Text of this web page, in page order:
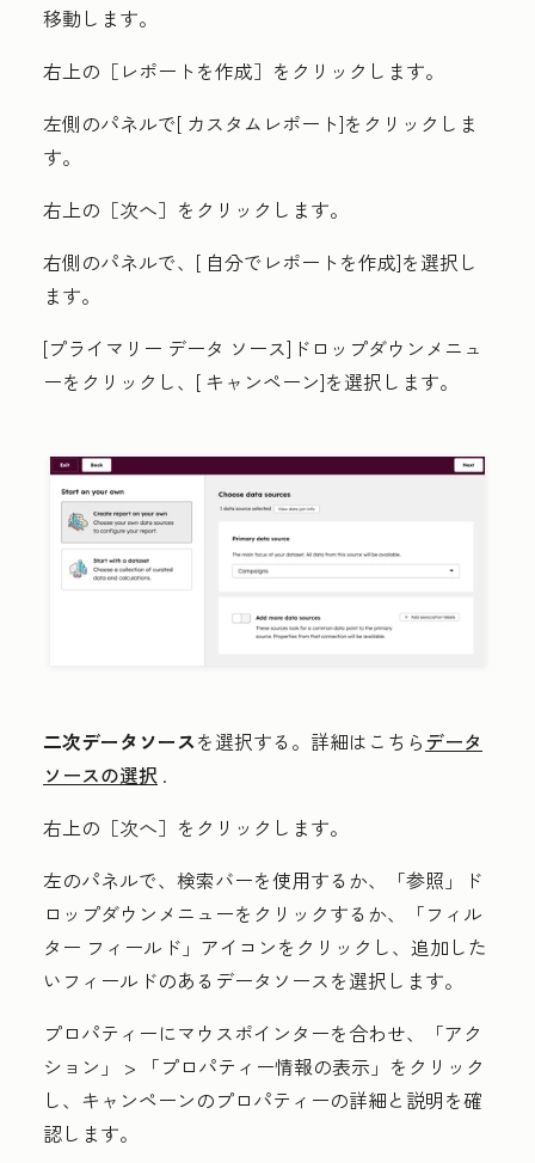
移動します。
右上の ［レポートを作成］をクリックします。
左側のパネルで[ カスタムレポート]をクリックしま
す。
右上の［次へ］ をクリックします。
右側のパネルで、[ 自分でレポートを作成]を選択し
ます。
[プライマリー データ ソース]ドロップダウンメニュ
ーをクリックし、[ キャンペーン]を選択します。
二次データソースを選択する。詳細はこちらデータ
ソースの選択 .
右上の［次へ］ をクリックします。
左のパネルで、 検索バーを使用するか、 「参照」
ド
ロップダウンメニューをクリックするか、
「フィル
ター フィールド」 アイコンをクリックし、追加した
いフィールドのある データソースを選択します。
プロパティーにマウスポインターを合わせ、「アク
ション」
> 「プロパティー情報の表示」 をクリック
し、キャンペーンのプロパティーの詳細と説明を確
認します。